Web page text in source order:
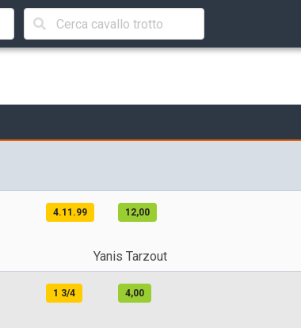
4.11.99 12,00
Yanis Tarzout
1 3/4 4,00